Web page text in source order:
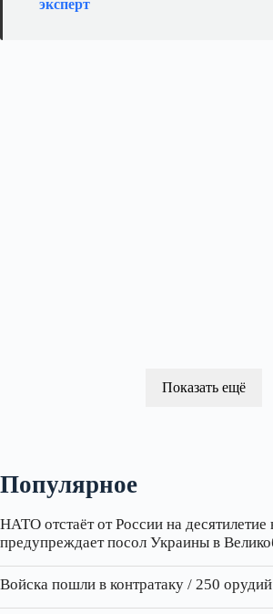
эксперт
Показать ещё
Популярное
НАТО отстаёт от России на десятилетие
предупреждает посол Украины в
Войска пошли в контратаку / 250